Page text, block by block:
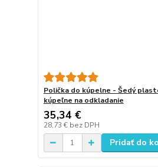
Polička do kúpelne - Šedý
kúpeľne na odkladanie
35,34 €
28,73 € bez DPH
Pridať do